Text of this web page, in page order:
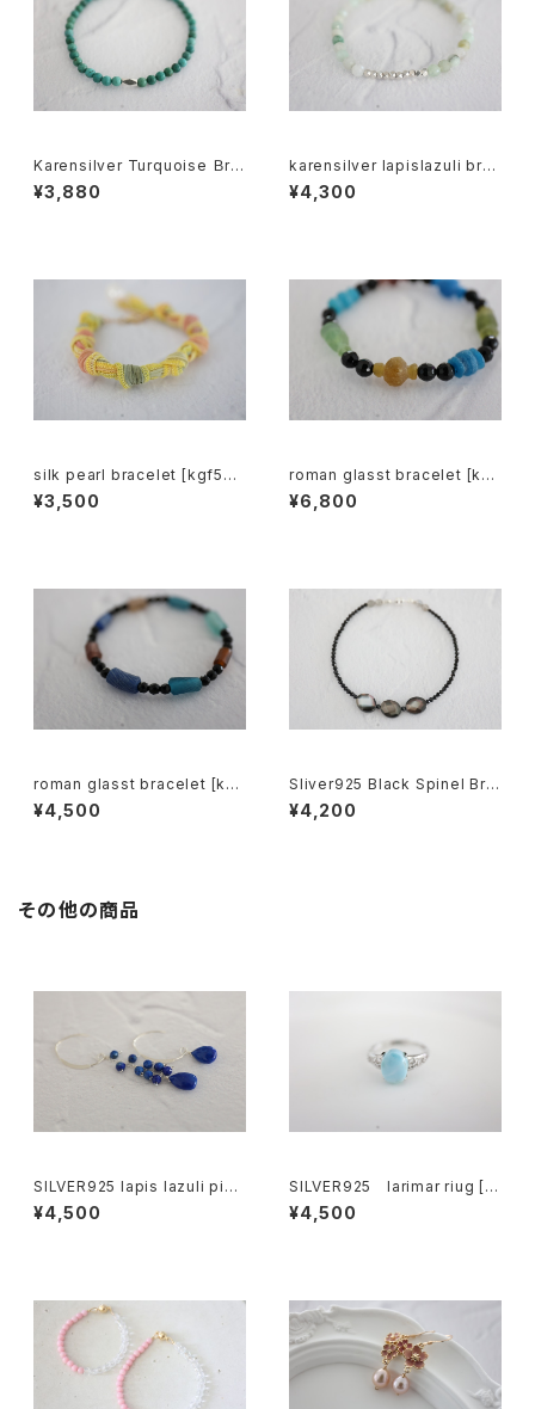
Karensilver Turquoise Ｂre
celet[kgf5579]
¥3,880
karensilver lapislazuli bre
celet[kgf5555]
¥4,300
silk pearl bracelet [kgf533
0]
¥3,500
roman glasst bracelet [kgf
5570]
¥6,800
roman glasst bracelet [kgf
5569]
¥4,500
Sliver925 Black Spinel Bra
celet[kgf5587]
¥4,200
その他の商品
SILVER925 lapis lazuli pier
ce[kgf0750]
¥4,500
SILVER925 larimar riug [k
gf5198]
¥4,500